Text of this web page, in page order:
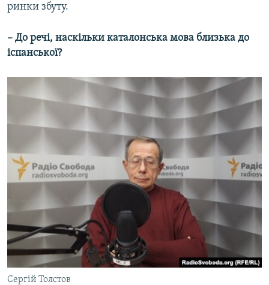
ринки збуту.
– До речі, наскільки каталонська мова близька до
іспанської?
Сергій Толстов